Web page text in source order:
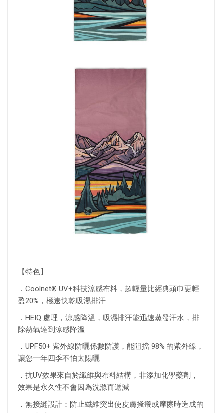
【特色】
．Coolnet® UV+科技涼感布料，超輕量比經典頭巾更輕
盈20%，極速快乾吸濕排汗
．HEIQ 處理，涼感降溫，吸濕排汗能迅速蒸發汗水，排
除熱氣達到涼感降溫
．UPF50+ 紫外線防曬係數防護，能阻擋 98% 的紫外線，
讓您一年四季不怕太陽曬
．抗UV效果來自於纖維與布料結構，非添加化學藥劑，
效果是永久性不會因為洗滌而遞減
．無接縫設計：防止纖維突出使皮膚搔癢或摩擦時造成的